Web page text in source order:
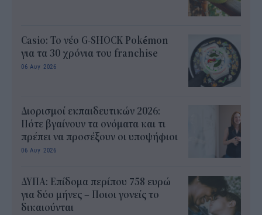
Casio: Το νέο G-SHOCK Pokémon
για τα 30 χρόνια του franchise
06 Αυγ 2026
Διορισμοί εκπαιδευτικών 2026:
Πότε βγαίνουν τα ονόματα και τι
πρέπει να προσέξουν οι υποψήφιοι
06 Αυγ 2026
ΔΥΠΑ: Επίδομα περίπου 758 ευρώ
για δύο μήνες – Ποιοι γονείς το
δικαιούνται